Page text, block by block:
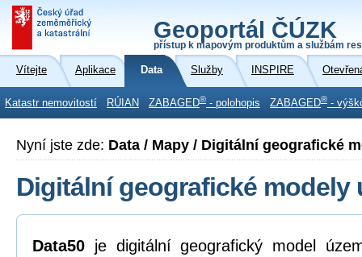
Geoportál ČÚZK
přístup k mapovým produktům a službám
Vítejte Aplikace Data Služby INSPIRE
Katastr nemovitostí RÚIAN ZABAGED® - polohopis ZABAGED® -
Nyní jste zde: Data / Mapy / Digitální geografické
Digitální geografické modely
Data50 je digitální geografický model